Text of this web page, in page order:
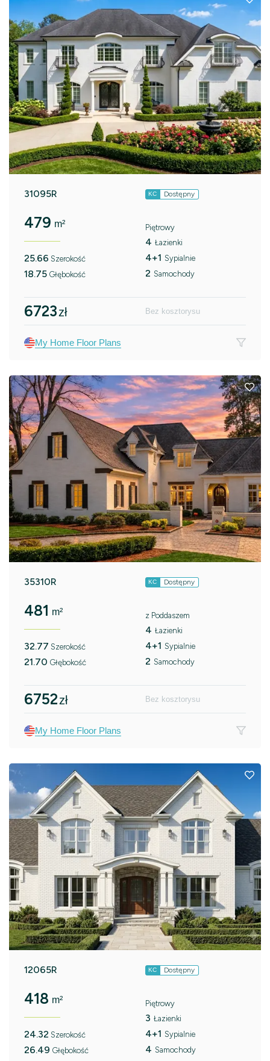
31095R KC Dostępny
479 m²
25.66 Szerokość
18.75 Głębokość
Piętrowy
4 Łazienki
4+1 Sypialnie
2 Samochody
6723zł Bez kosztorysu
My Home Floor Plans
35310R KC Dostępny
481 m²
32.77 Szerokość
21.70 Głębokość
z Poddaszem
4 Łazienki
4+1 Sypialnie
2 Samochody
6752zł Bez kosztorysu
My Home Floor Plans
12065R KC Dostępny
418 m²
24.32 Szerokość
26.49 Głębokość
Piętrowy
3 Łazienki
4+1 Sypialnie
4 Samochody